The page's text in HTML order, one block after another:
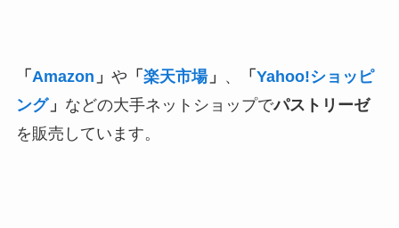
「 Amazon 」 や 「 楽天市場」 、 「 Yahoo!ショッピ
ング」 などの大手ネットショップでパストリーゼ
を販売しています。